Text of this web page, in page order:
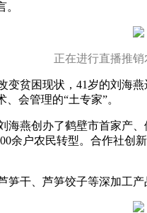
正在进行直播推
贫困现状，41岁的刘海
会管理的“土专家”。
创办了鹤壁市首家产、
余户农民转型。合作社
、芦笋饺子等深加工产